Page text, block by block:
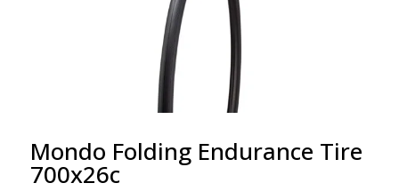
Mondo Folding Endurance Tire
700x26c